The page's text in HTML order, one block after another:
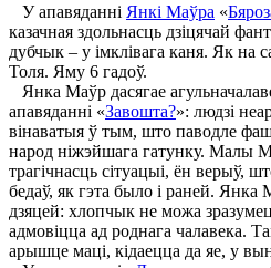
У апавяданні Янкі Маўра «
казачная здольнасць дзіцячай
дубчык – у імклівага каня. Як на
Толя. Яму 6 гадоў.
Янка Маўр дасягае
апавяданні «Завошта?»: людзі
вінаватыя ў тым, што паводле
народ ніжэйшага гатунку. Малы
трагічнасць сітуацыі, ён верыў,
бедаў, як гэта было і раней. Янка
дзяцей: хлопчык не можа
адмовіцца ад роднага чалавека.
арышце маці, кідаецца да яе, у